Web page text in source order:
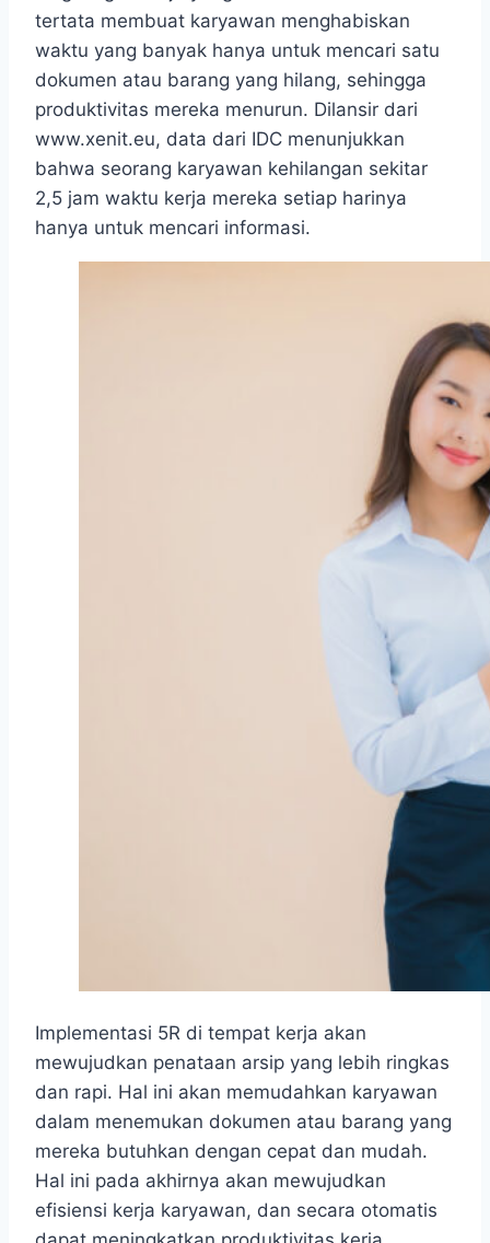
tertata membuat karyawan menghabiskan
waktu yang banyak hanya untuk mencari satu
dokumen atau barang yang hilang, sehingga
produktivitas mereka menurun. Dilansir dari
www.xenit.eu, data dari IDC menunjukkan
bahwa seorang karyawan kehilangan sekitar
2,5 jam waktu kerja mereka setiap harinya
hanya untuk mencari informasi.
Implementasi 5R di tempat kerja akan
mewujudkan penataan arsip yang lebih ringkas
dan rapi. Hal ini akan memudahkan karyawan
dalam menemukan dokumen atau barang yang
mereka butuhkan dengan cepat dan mudah.
Hal ini pada akhirnya akan mewujudkan
efisiensi kerja karyawan, dan secara otomatis